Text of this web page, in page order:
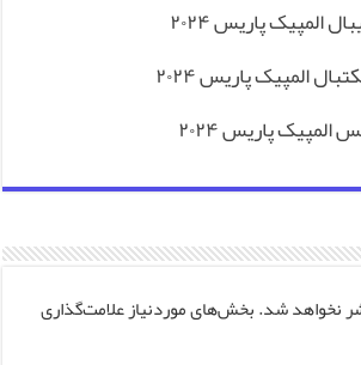
المپیک پاریس ۲۰۲۴
المپیک پاریس ۲۰۲۴
پاریس ۲۰۲۴
نخواهد شد.بخش‌های موردنیاز علامت‌گذاری